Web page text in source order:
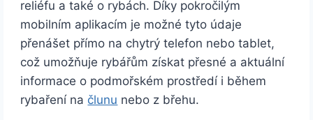
reliéfu a také o rybách. Díky pokročilým
mobilním aplikacím je možné tyto údaje
přenášet přímo na chytrý telefon nebo tablet,
což umožňuje rybářům získat přesné a aktuální
informace o podmořském prostředí i během
rybaření na člunu nebo z břehu.